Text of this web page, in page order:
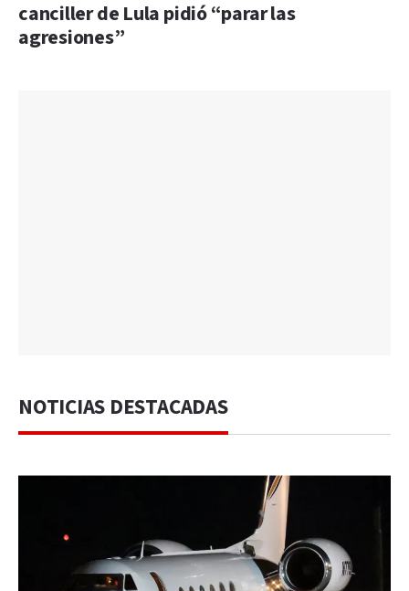
canciller de Lula pidió “parar las
agresiones”
NOTICIAS DESTACADAS